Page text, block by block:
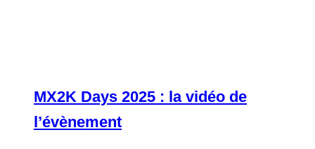
MX2K Days 2025 : la vidéo de
l’évènement